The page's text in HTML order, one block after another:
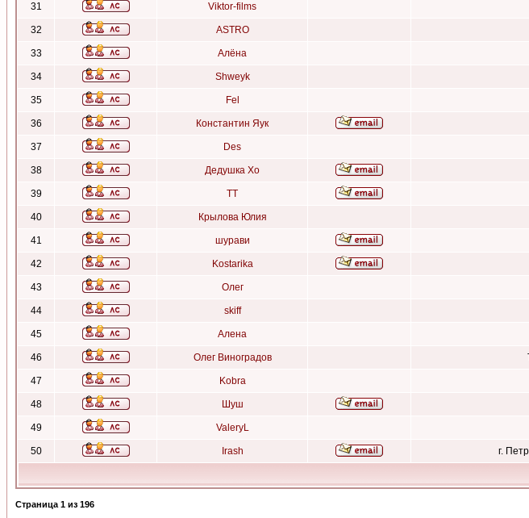
31 Viktor-films
32 ASTRO
33 Алёна
34 Shweyk
35 Fel
36 Константин Яук
37 Des
38 Дедушка Хо
39 ТТ
40 Крылова Юлия
41 шурави
42 Kostarika
43 Олег
44 skiff
45 Алена
46 Олег Виноградов
47 Kobra
48 Шуш
49 ValeryL
50 Irash г.
Страница 1 из 196